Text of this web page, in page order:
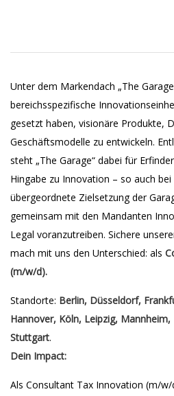
Unter dem Markendach „The
bereichsspezifische
gesetzt haben, visionäre Produkte,
Geschäftsmodelle zu entwickeln.
steht „The Garage“ dabei für
Hingabe zu Innovation – so auch
übergeordnete Zielsetzung der
gemeinsam mit den Mandanten
Legal voranzutreiben. Sichere
mach mit uns den Unterschied: als
(m/w/d).
Standorte: Berlin, Düsseldorf,
Hannover, Köln, Leipzig, Mannheim,
Stuttgart.
Dein Impact:
Als Consultant Tax Innovation (m/